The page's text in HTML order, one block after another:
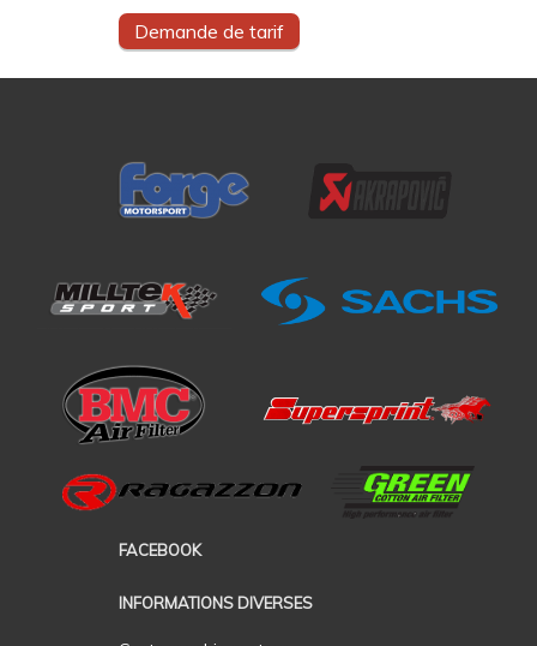
Demande de tarif
FACEBOOK
INFORMATIONS DIVERSES